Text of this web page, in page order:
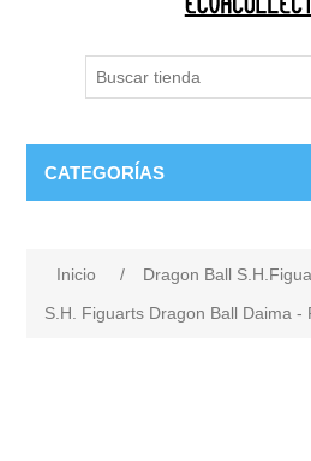
CATEGORÍAS
Inicio / Dragon Ball
S.H. Figuarts Dragon Ball Daima -